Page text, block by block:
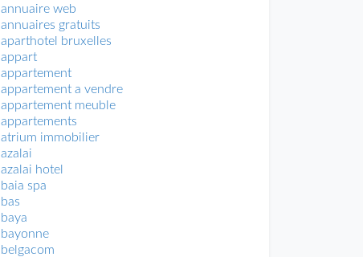
annuaire web
annuaires gratuits
aparthotel bruxelles
appart
appartement
appartement a vendre
appartement meuble
appartements
atrium immobilier
azalai
azalai hotel
baia spa
bas
baya
bayonne
belgacom